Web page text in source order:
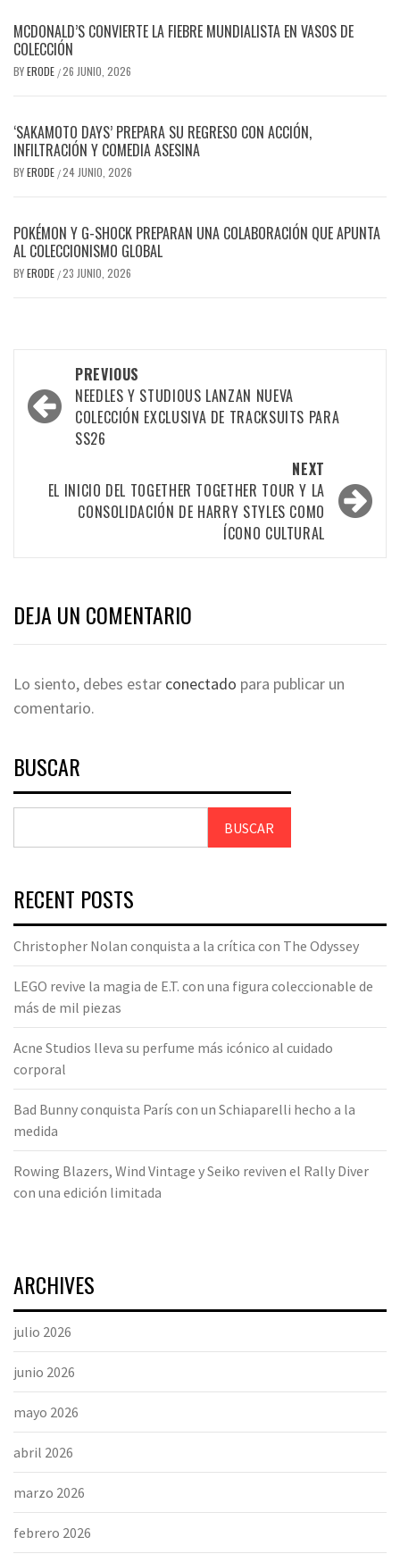
MCDONALD’S CONVIERTE LA FIEBRE MUNDIALISTA EN VASOS DE
COLECCIÓN
BYERODE /26 JUNIO, 2026
‘SAKAMOTO DAYS’ PREPARA SU REGRESO CON ACCIÓN,
INFILTRACIÓN Y COMEDIA ASESINA
BYERODE /24 JUNIO, 2026
POKÉMON Y G-SHOCK PREPARAN UNA COLABORACIÓN QUE APUNTA
AL COLECCIONISMO GLOBAL
BYERODE /23 JUNIO, 2026
PREVIOUS
NEEDLES Y STUDIOUS LANZAN NUEVA
COLECCIÓN EXCLUSIVA DE TRACKSUITS PARA
SS26
NEXT
EL INICIO DEL TOGETHER TOGETHER TOUR Y LA
CONSOLIDACIÓN DE HARRY STYLES COMO
ÍCONO CULTURAL
DEJA UN COMENTARIO
Lo siento, debes estar conectado para publicar un
comentario.
BUSCAR
BUSCAR
RECENT POSTS
Christopher Nolan conquista a la crítica con The Odyssey
LEGO revive la magia de E.T. con una figura coleccionable de
más de mil piezas
Acne Studios lleva su perfume más icónico al cuidado
corporal
Bad Bunny conquista París con un Schiaparelli hecho a la
medida
Rowing Blazers, Wind Vintage y Seiko reviven el Rally Diver
con una edición limitada
ARCHIVES
julio 2026
junio 2026
mayo 2026
abril 2026
marzo 2026
febrero 2026